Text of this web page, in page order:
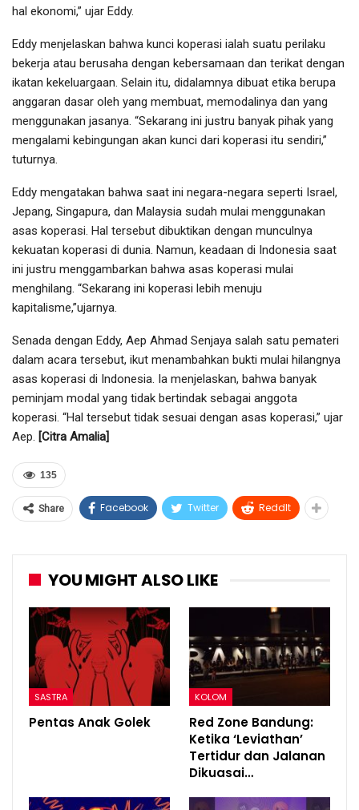
hal ekonomi,” ujar Eddy.
Eddy menjelaskan bahwa kunci koperasi ialah suatu perilaku
bekerja atau berusaha dengan kebersamaan dan terikat dengan
ikatan kekeluargaan. Selain itu, didalamnya dibuat etika berupa
anggaran dasar oleh yang membuat, memodalinya dan yang
menggunakan jasanya. “Sekarang ini justru banyak pihak yang
mengalami kebingungan akan kunci dari koperasi itu sendiri,”
tuturnya.
Eddy mengatakan bahwa saat ini negara-negara seperti Israel,
Jepang, Singapura, dan Malaysia sudah mulai menggunakan
asas koperasi. Hal tersebut dibuktikan dengan munculnya
kekuatan koperasi di dunia. Namun, keadaan di Indonesia saat
ini justru menggambarkan bahwa asas koperasi mulai
menghilang. “Sekarang ini koperasi lebih menuju
kapitalisme,”ujarnya.
Senada dengan Eddy, Aep Ahmad Senjaya salah satu pemateri
dalam acara tersebut, ikut menambahkan bukti mulai hilangnya
asas koperasi di Indonesia. Ia menjelaskan, bahwa banyak
peminjam modal yang tidak bertindak sebagai anggota
koperasi. “Hal tersebut tidak sesuai dengan asas koperasi,” ujar
Aep. [Citra Amalia]
135
Share Facebook Twitter ReddIt
YOU MIGHT ALSO LIKE
SASTRA
Pentas Anak Golek
KOLOM
Red Zone Bandung:
Ketika ‘Leviathan’
Tertidur dan Jalanan
Dikuasai…